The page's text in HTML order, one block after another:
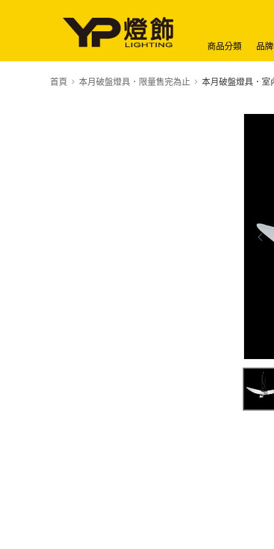
商品分類 品
首頁 本月破盤燈具．限量售完為止 本月破盤燈具．室